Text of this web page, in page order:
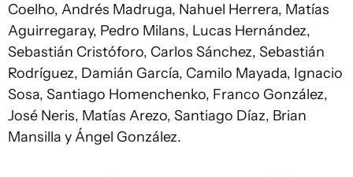
Coelho, Andrés Madruga, Nahuel Herrera, Matías
Aguirregaray, Pedro Milans, Lucas Hernández,
Sebastián Cristóforo, Carlos Sánchez, Sebastián
Rodríguez, Damián García, Camilo Mayada, Ignacio
Sosa, Santiago Homenchenko, Franco González,
José Neris, Matías Arezo, Santiago Díaz, Brian
Mansilla y Ángel González.